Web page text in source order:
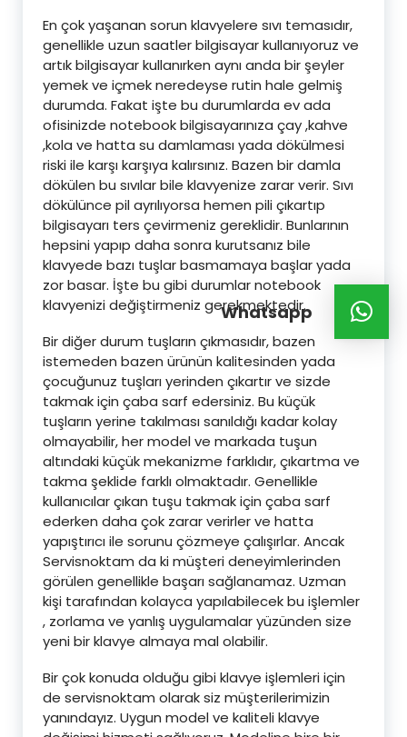
En çok yaşanan sorun klavyelere sıvı temasıdır,
genellikle uzun saatler bilgisayar kullanıyoruz ve
artık bilgisayar kullanırken aynı anda bir şeyler
yemek ve içmek neredeyse rutin hale gelmiş
durumda. Fakat işte bu durumlarda ev ada
ofisinizde notebook bilgisayarınıza çay ,kahve
,kola ve hatta su damlaması yada dökülmesi
riski ile karşı karşıya kalırsınız. Bazen bir damla
dökülen bu sıvılar bile klavyenize zarar verir. Sıvı
dökülünce pil ayrılıyorsa hemen pili çıkartıp
bilgisayarı ters çevirmeniz gereklidir. Bunlarının
hepsini yapıp daha sonra kurutsanız bile
klavyede bazı tuşlar basmamaya başlar yada
zor basar. İşte bu gibi durumlar notebook
klavyenizi değiştirmeniz gerekmektedir.
Bir diğer durum tuşların çıkmasıdır, bazen
istemeden bazen ürünün kalitesinden yada
çocuğunuz tuşları yerinden çıkartır ve sizde
takmak için çaba sarf edersiniz. Bu küçük
tuşların yerine takılması sanıldığı kadar kolay
olmayabilir, her model ve markada tuşun
altındaki küçük mekanizme farklıdır, çıkartma ve
takma şeklide farklı olmaktadır. Genellikle
kullanıcılar çıkan tuşu takmak için çaba sarf
ederken daha çok zarar verirler ve hatta
yapıştırıcı ile sorunu çözmeye çalışırlar. Ancak
Servisnoktam da ki müşteri deneyimlerinden
görülen genellikle başarı sağlanamaz. Uzman
kişi tarafından kolayca yapılabilecek bu işlemler
, zorlama ve yanlış uygulamalar yüzünden size
yeni bir klavye almaya mal olabilir.
Bir çok konuda olduğu gibi klavye işlemleri için
de servisnoktam olarak siz müşterilerimizin
yanındayız. Uygun model ve kaliteli klavye
Whatsapp